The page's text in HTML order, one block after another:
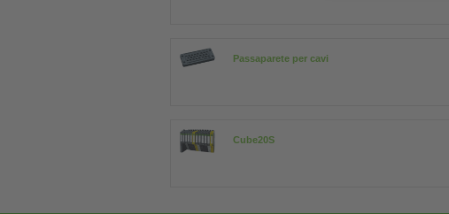
Passaparete per cavi
Cube20S